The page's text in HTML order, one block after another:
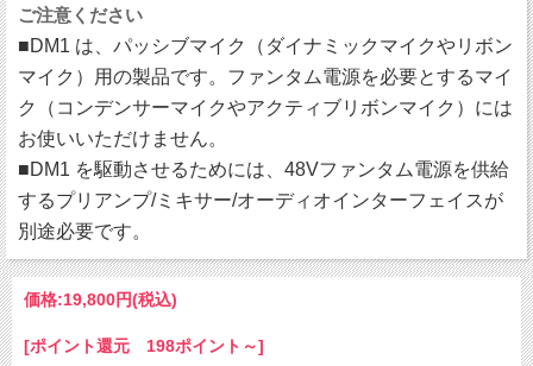
ご注意ください
■DM1 は、パッシブマイク（ダイナミックマイクやリボン
マイク）用の製品です。ファンタム電源を必要とするマイ
ク（コンデンサーマイクやアクティブリボンマイク）には
お使いいただけません。
■DM1 を駆動させるためには、48Vファンタム電源を供給
するプリアンプ/ミキサー/オーディオインターフェイスが
別途必要です。
価格:19,800円(税込)
[ポイント還元 198ポイント～]